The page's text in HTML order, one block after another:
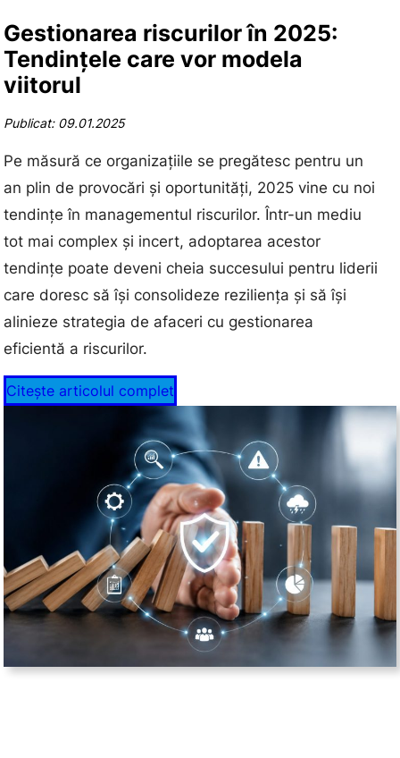
Gestionarea riscurilor în 2025:
Tendințele care vor modela
viitorul
Publicat: 09.01.2025
Pe măsură ce organizațiile se pregătesc pentru un
an plin de provocări și oportunități, 2025 vine cu noi
tendințe în managementul riscurilor. Într-un mediu
tot mai complex și incert, adoptarea acestor
tendințe poate deveni cheia succesului pentru liderii
care doresc să își consolideze reziliența și să își
alinieze strategia de afaceri cu gestionarea
eficientă a riscurilor.
Citește articolul complet